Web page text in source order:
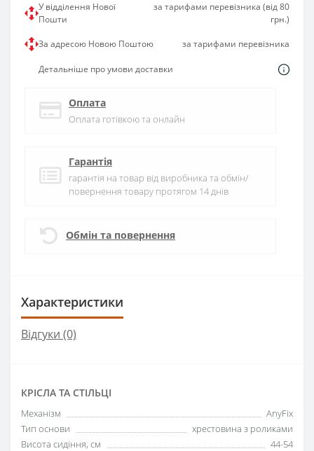
У відділення Нової
Пошти
за тарифами перевізника (від 80
грн.)
За адресою Новою Поштою за тарифами перевізника
Детальніше про умови доставки
Оплата
Оплата готівкою та онлайн
Гарантія
гарантія на товар від виробника та обмін/
повернення товару протягом 14 днів
Обмін та повернення
Характеристики
Відгуки (0)
КРІСЛА ТА СТІЛЬЦІ
Механізм
AnyFix
Тип основи
хрестовина з роликами
Висота сидіння, см
44-54